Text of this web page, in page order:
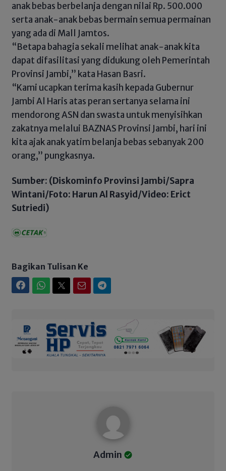
anak bebas berbelanja dengan nilai Rp. 500.000
serta anak-anak bebas bermain semua permainan
yang ada di Mall Jamtos.
“Betapa bahagia sekali melihat anak-anak kita
dapat difasilitasi yang didukung oleh Pemerintah
Provinsi Jambi,” kata Hasan Basri.
“Kami ucapkan terima kasih kepada Gubernur
Jambi Al Haris atas peran sertanya selama ini
mendorong ASN dan swasta untuk menyisihkan
zakatnya melalui BAZNAS Provinsi Jambi, hari ini
kita ajak anak yatim belanja bebas sebanyak 200
orang,” pungkasnya.
Sumber: (Diskominfo Provinsi Jambi/Sapra
Wintani/Foto: Harun Al Rasyid/Video: Erict
Sutriedi)
Bagikan Tulisan Ke
Admin